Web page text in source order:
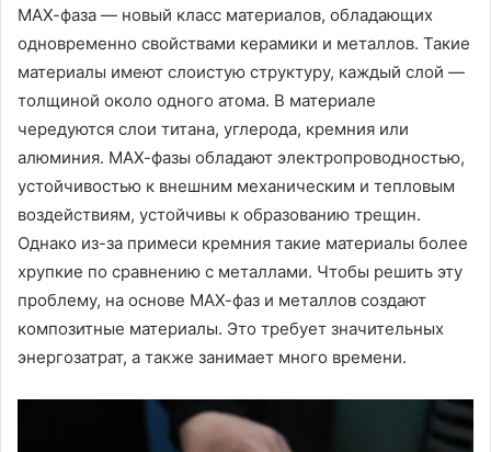
МАХ-фаза — новый класс материалов, обладающих
одновременно свойствами керамики и металлов. Такие
материалы имеют слоистую структуру, каждый слой —
толщиной около одного атома. В материале
чередуются слои титана, углерода, кремния или
алюминия. МАХ-фазы обладают электропроводностью,
устойчивостью к внешним механическим и тепловым
воздействиям, устойчивы к образованию трещин.
Однако из-за примеси кремния такие материалы более
хрупкие по сравнению с металлами. Чтобы решить эту
проблему, на основе МАХ-фаз и металлов создают
композитные материалы. Это требует значительных
энергозатрат, а также занимает много времени.